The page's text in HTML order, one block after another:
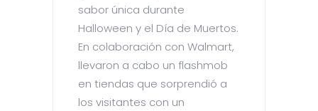
sabor única durante
Halloween y el Día de Muertos.
En colaboración con Walmart,
llevaron a cabo un flashmob
en tiendas que sorprendió a
los visitantes con un